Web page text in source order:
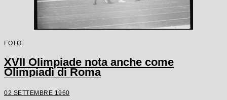
FOTO
XVII Olimpiade nota anche come
Olimpiadi di Roma
02 SETTEMBRE 1960